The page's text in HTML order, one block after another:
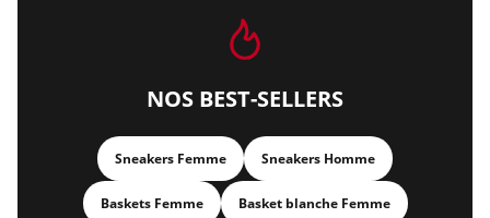
NOS BEST-SELLERS
Sneakers Femme Sneakers Homme
Baskets Femme Basket blanche Femme